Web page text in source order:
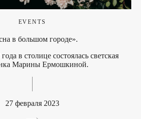
EVENTS
в большом городе».
в столице состоялась светская
Марины Ермошкиной.
27 февраля 2023